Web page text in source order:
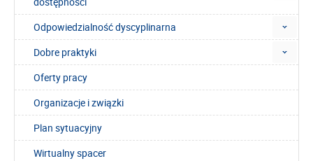
Odpowiedzialność dyscyplinarna
Dobre praktyki
Oferty pracy
Organizacje i związki
Plan sytuacyjny
Wirtualny spacer